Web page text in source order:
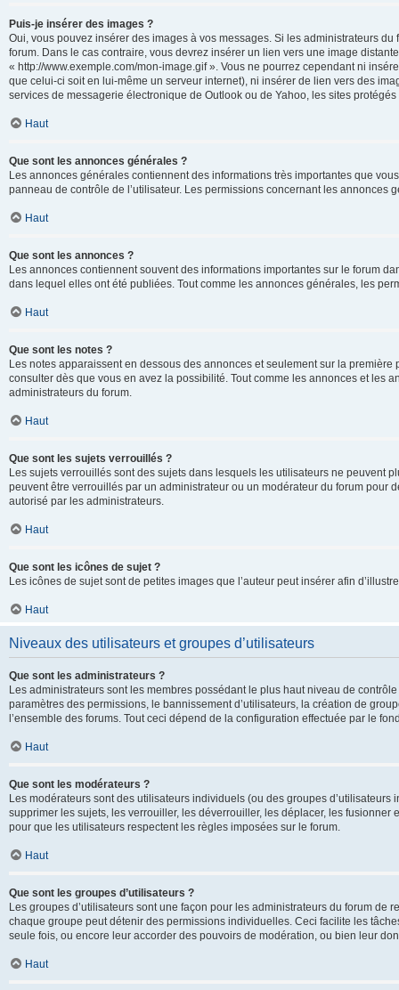
Puis-je insérer des images ?
Oui, vous pouvez insérer des images à vos messages. Si les administrateurs
forum. Dans le cas contraire, vous devrez insérer un lien vers une image
« http://www.exemple.com/mon-image.gif ». Vous ne pourrez cependant ni
que celui-ci soit en lui-même un serveur internet), ni insérer de lien vers des
services de messagerie électronique de Outlook ou de Yahoo, les sites
Haut
Que sont les annonces générales ?
Les annonces générales contiennent des informations très importantes que
panneau de contrôle de l’utilisateur. Les permissions concernant les annonces
Haut
Que sont les annonces ?
Les annonces contiennent souvent des informations importantes sur le forum
dans lequel elles ont été publiées. Tout comme les annonces générales, les
Haut
Que sont les notes ?
Les notes apparaissent en dessous des annonces et seulement sur la
consulter dès que vous en avez la possibilité. Tout comme les annonces et les
administrateurs du forum.
Haut
Que sont les sujets verrouillés ?
Les sujets verrouillés sont des sujets dans lesquels les utilisateurs ne peuvent
peuvent être verrouillés par un administrateur ou un modérateur du forum pour
autorisé par les administrateurs.
Haut
Que sont les icônes de sujet ?
Les icônes de sujet sont de petites images que l’auteur peut insérer afin
Haut
Niveaux des utilisateurs et groupes d’utilisateurs
Que sont les administrateurs ?
Les administrateurs sont les membres possédant le plus haut niveau de
paramètres des permissions, le bannissement d’utilisateurs, la création de
l’ensemble des forums. Tout ceci dépend de la configuration effectuée par le
Haut
Que sont les modérateurs ?
Les modérateurs sont des utilisateurs individuels (ou des groupes
supprimer les sujets, les verrouiller, les déverrouiller, les déplacer, les
pour que les utilisateurs respectent les règles imposées sur le forum.
Haut
Que sont les groupes d’utilisateurs ?
Les groupes d’utilisateurs sont une façon pour les administrateurs du forum
chaque groupe peut détenir des permissions individuelles. Ceci facilite les
seule fois, ou encore leur accorder des pouvoirs de modération, ou bien leur
Haut